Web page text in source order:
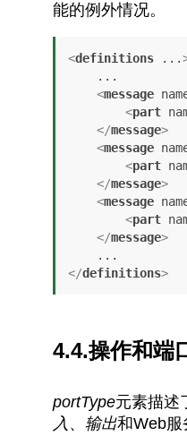
能的例外情况。
<definitions ...
<message
<part
</message>
<message
<part
</message>
<message
<part
</message>
</definitions>
4.4.操作和端
portType元素描述
入 、 输出和Web服